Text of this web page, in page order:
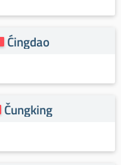
Ćingdao
Čungking